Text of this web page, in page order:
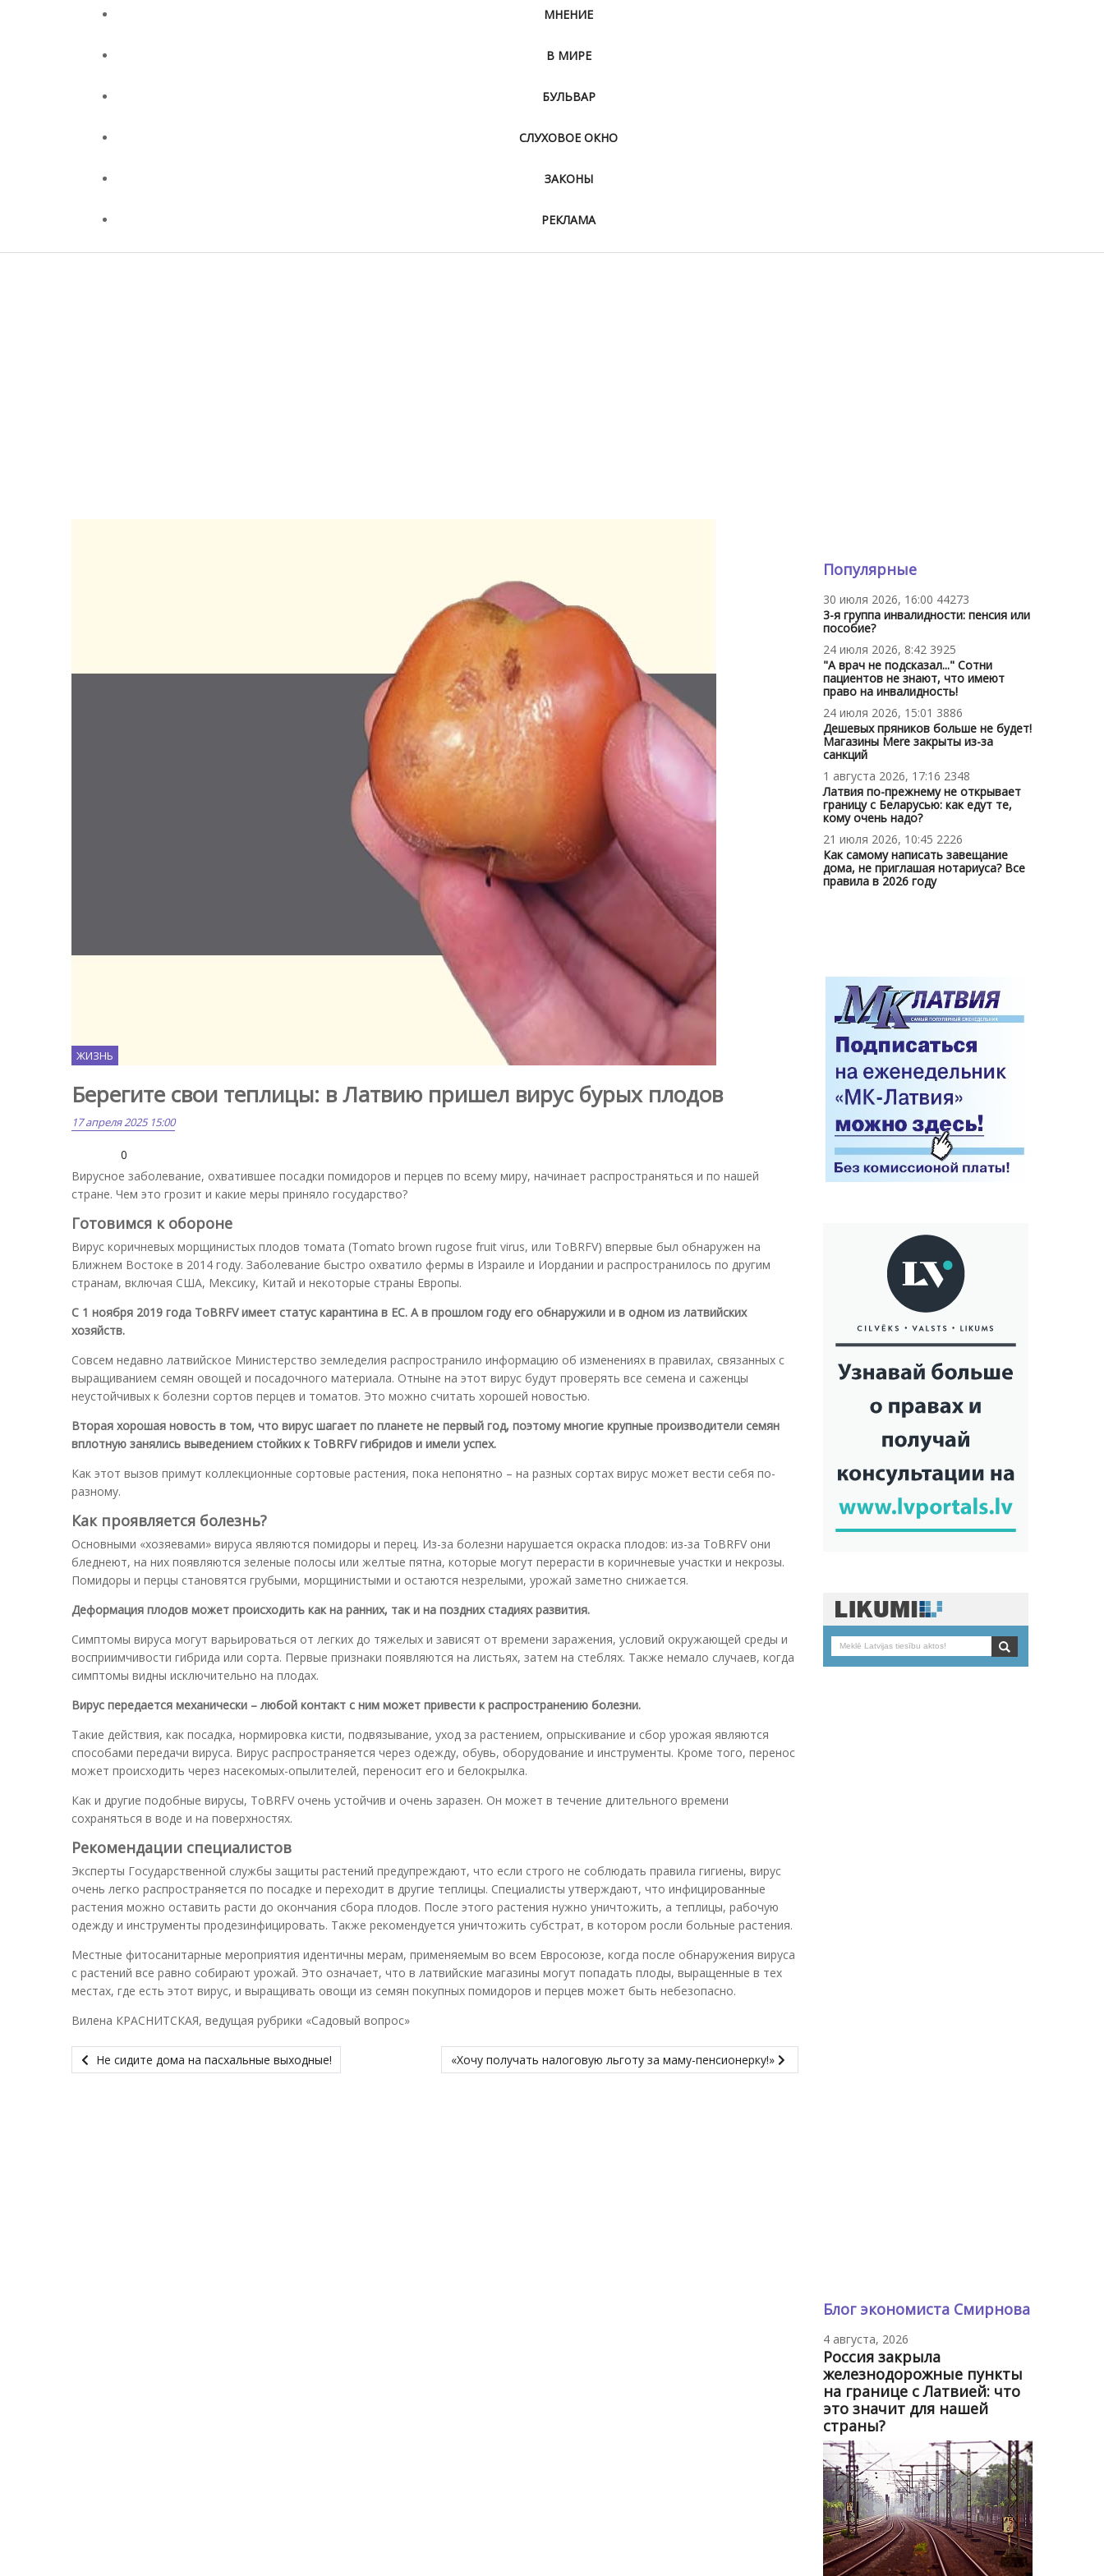
МНЕНИЕ
В МИРЕ
БУЛЬВАР
СЛУХОВОЕ ОКНО
ЗАКОНЫ
РЕКЛАМА
ЖИЗНЬ
Берегите свои теплицы: в Латвию пришел вирус бурых плодов
17 апреля 2025 15:00
0
Вирусное заболевание, охватившее посадки помидоров и перцев по всему миру, начинает распространяться и по нашей
стране. Чем это грозит и какие меры приняло государство?
Готовимся к обороне
Вирус коричневых морщинистых плодов томата (Tomato brown rugose fruit virus, или ToBRFV) впервые был обнаружен на
Ближнем Востоке в 2014 году. Заболевание быстро охватило фермы в Израиле и Иордании и распространилось по другим
странам, включая США, Мексику, Китай и некоторые страны Европы.
С 1 ноября 2019 года ToBRFVимеет статус карантина в ЕС. А в прошлом году его обнаружили и в одном из латвийских
хозяйств.
Совсем недавно латвийское Министерство земледелия распространило информацию об изменениях в правилах, связанных с
выращиванием семян овощей и посадочного материала. Отныне на этот вирус будут проверять все семена и саженцы
неустойчивых к болезни сортов перцев и томатов. Это можно считать хорошей новостью.
Вторая хорошая новость в том, что вирус шагает по планете не первый год, поэтому многие крупные производители семян
вплотную занялись выведением стойких к ToBRFVгибридов и имели успех.
Как этот вызов примут коллекционные сортовые растения, пока непонятно – на разных сортах вирус может вести себя по-
разному.
Как проявляется болезнь?
Основными «хозяевами» вируса являются помидоры и перец. Из-за болезни нарушается окраска плодов: из-за ToBRFV они
бледнеют, на них появляются зеленые полосы или желтые пятна, которые могут перерасти в коричневые участки и некрозы.
Помидоры и перцы становятся грубыми, морщинистыми и остаются незрелыми, урожай заметно снижается.
Деформация плодов может происходить как на ранних, так и на поздних стадиях развития.
Симптомы вируса могут варьироваться от легких до тяжелых и зависят от времени заражения, условий окружающей среды и
восприимчивости гибрида или сорта. Первые признаки появляются на листьях, затем на стеблях. Также немало случаев, когда
симптомы видны исключительно на плодах.
Вирус передается механически – любой контакт с ним может привести к распространению болезни.
Такие действия, как посадка, нормировка кисти, подвязывание, уход за растением, опрыскивание и сбор урожая являются
способами передачи вируса. Вирус распространяется через одежду, обувь, оборудование и инструменты. Кроме того, перенос
может происходить через насекомых-опылителей, переносит его и белокрылка.
Как и другие подобные вирусы, ToBRFV очень устойчив и очень заразен. Он может в течение длительного времени
сохраняться в воде и на поверхностях.
Рекомендации специалистов
Эксперты Государственной службы защиты растений предупреждают, что если строго не соблюдать правила гигиены, вирус
очень легко распространяется по посадке и переходит в другие теплицы. Специалисты утверждают, что инфицированные
растения можно оставить расти до окончания сбора плодов. После этого растения нужно уничтожить, а теплицы, рабочую
одежду и инструменты продезинфицировать. Также рекомендуется уничтожить субстрат, в котором росли больные растения.
Местные фитосанитарные мероприятия идентичны мерам, применяемым во всем Евросоюзе, когда после обнаружения вируса
с растений все равно собирают урожай. Это означает, что в латвийские магазины могут попадать плоды, выращенные в тех
местах, где есть этот вирус, и выращивать овощи из семян покупных помидоров и перцев может быть небезопасно.
Вилена КРАСНИТСКАЯ, ведущая рубрики «Садовый вопрос»
Не сидите дома на пасхальные выходные! «Хочу получать налоговую льготу за маму-пенсионерку!»
Популярные
30 июля 2026, 16:00 44273
3-я группа инвалидности: пенсия или
пособие?
24 июля 2026, 8:42 3925
"А врач не подсказал..." Сотни
пациентов не знают, что имеют
право на инвалидность!
24 июля 2026, 15:01 3886
Дешевых пряников больше не будет!
Магазины Mere закрыты из-за
санкций
1 августа 2026, 17:16 2348
Латвия по-прежнему не открывает
границу с Беларусью: как едут те,
кому очень надо?
21 июля 2026, 10:45 2226
Как самому написать завещание
дома, не приглашая нотариуса? Все
правила в 2026 году
Блог экономиста Смирнова
4 августа, 2026
Россия закрыла
железнодорожные пункты
на границе с Латвией: что
это значит для нашей
страны?